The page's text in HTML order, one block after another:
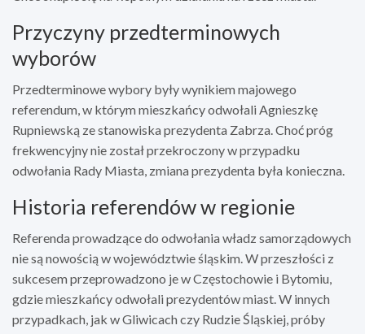
Przyczyny przedterminowych
wyborów
Przedterminowe wybory były wynikiem majowego
referendum, w którym mieszkańcy odwołali Agnieszkę
Rupniewską ze stanowiska prezydenta Zabrza. Choć próg
frekwencyjny nie został przekroczony w przypadku
odwołania Rady Miasta, zmiana prezydenta była konieczna.
Historia referendów w regionie
Referenda prowadzące do odwołania władz samorządowych
nie są nowością w województwie śląskim. W przeszłości z
sukcesem przeprowadzono je w Częstochowie i Bytomiu,
gdzie mieszkańcy odwołali prezydentów miast. W innych
przypadkach, jak w Gliwicach czy Rudzie Śląskiej, próby